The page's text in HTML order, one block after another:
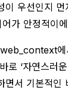
이 우선인지
가 안정적이
에
로 ‘자연스러
서 기본적인